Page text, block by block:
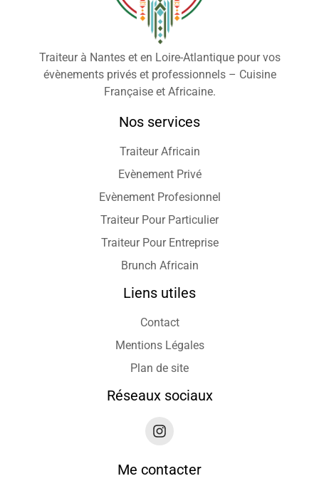
Traiteur à Nantes et en Loire-Atlantique pour vos
évènements privés et professionnels – Cuisine
Française et Africaine.
Nos services
Traiteur Africain
Evènement Privé
Evènement Profesionnel
Traiteur Pour Particulier
Traiteur Pour Entreprise
Brunch Africain
Liens utiles
Contact
Mentions Légales
Plan de site
Réseaux sociaux
Me contacter